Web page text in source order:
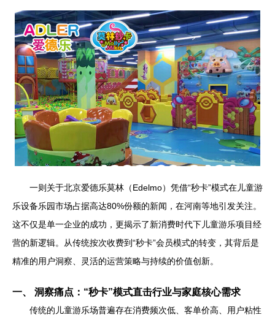
一则关于北京爱德乐莫林（Edelmo）凭借“秒卡”模式在儿童游
乐设备乐园市场占据高达80%份额的新闻，在河南等地引发关注。
这不仅是单一企业的成功，更揭示了新消费时代下儿童游乐项目经
营的新逻辑。从传统按次收费到“秒卡”会员模式的转变，其背后是
精准的用户洞察、灵活的运营策略与持续的价值创新。
一、 洞察痛点：“秒卡”模式直击行业与家庭核心需求
传统的儿童游乐场普遍存在消费频次低、客单价高、用户粘性